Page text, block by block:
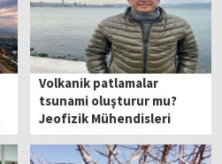
Volkanik patlamalar
tsunami oluşturur mu?
Jeofizik Mühendisleri
Odası Başkanı Öziçer
yanıtladı